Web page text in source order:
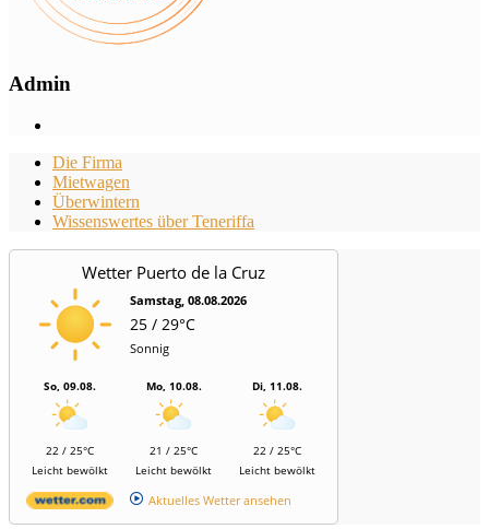
Admin
Die Firma
Mietwagen
Überwintern
Wissenswertes über Teneriffa
Wetter Puerto de la Cruz
Samstag, 08.08.2026
25 / 29°C
Sonnig
So, 09.08.
22 / 25°C
Leicht bewölkt
Mo, 10.08.
21 / 25°C
Leicht bewölkt
Di, 11.08.
22 / 25°C
Leicht bewölkt
Aktuelles Wetter ansehen